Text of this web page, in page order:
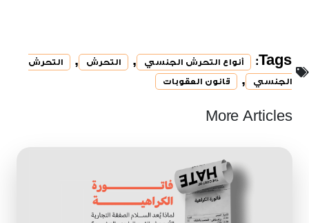
Tags: أنواع التحرش الجنسي , التحرش ,
التحرش
الجنسي
, قانون العقوبات
More Articles